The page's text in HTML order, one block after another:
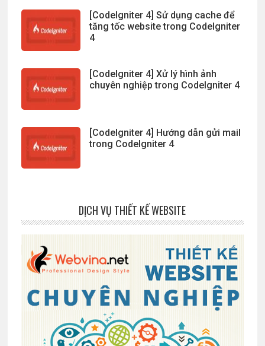
[CodeIgniter 4] Sử dụng cache để
tăng tốc website trong CodeIgniter
4
[CodeIgniter 4] Xử lý hình ảnh
chuyên nghiệp trong CodeIgniter 4
[CodeIgniter 4] Hướng dẫn gửi mail
trong CodeIgniter 4
DỊCH VỤ THIẾT KẾ WEBSITE